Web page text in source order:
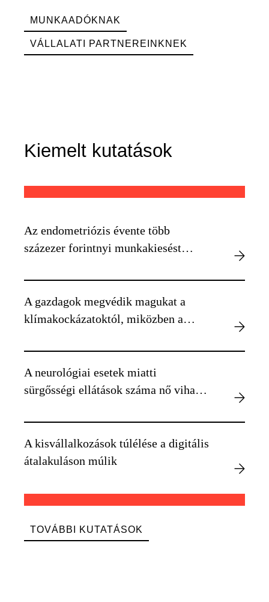
MUNKAADÓKNAK
VÁLLALATI PARTNEREINKNEK
Kiemelt kutatások
Az endometriózis évente több
százezer forintnyi munkakiesést
A gazdagok megvédik magukat a
klímakockázatoktól, miközben a
válnak
A neurológiai esetek miatti
sürgősségi ellátások száma nő viharos
A kisvállalkozások túlélése a digitális
átalakuláson múlik
TOVÁBBI KUTATÁSOK